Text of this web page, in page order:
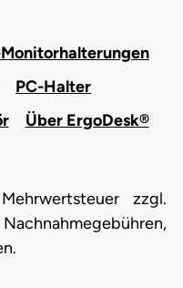
PC-Halter
Über ErgoDesk®
zzgl.